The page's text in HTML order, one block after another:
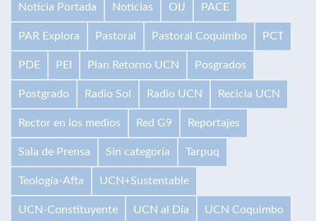
Noticia Portada Noticias OIJ PACE
PAR Explora Pastoral Pastoral Coquimbo PCT
PDE PEI Plan Retorno UCN Posgrados
Postgrado Radio Sol Radio UCN Recicla UCN
Rector en los medios Red G9 Reportajes
Sala de Prensa Sin categoría Tarpuq
Teología-Afta UCN+Sustentable
UCN-Constituyente UCN al Día UCN Coquimbo